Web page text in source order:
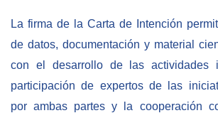
La firma de la Carta de Intención
de datos, documentación y material
con el desarrollo de las actividades
participación de expertos de las
por ambas partes y la cooperación